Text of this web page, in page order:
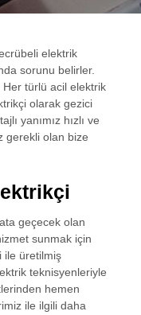
elektrik
sorunu belirler.
türlü acil elektrik
olarak gezici
yanımız hızlı ve
gerekli olan bize
geçecek olan
sunmak için
ile üretilmiş
teknisyenleriyle
hemen
ile ilgili daha